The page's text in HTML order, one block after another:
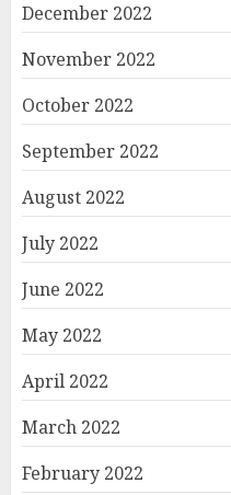
December 2022
November 2022
October 2022
September 2022
August 2022
July 2022
June 2022
May 2022
April 2022
March 2022
February 2022